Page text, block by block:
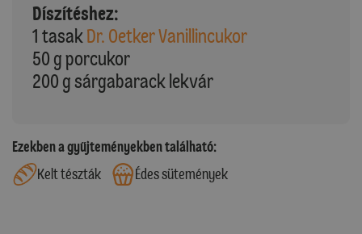
Díszítéshez:
1 tasak Dr. Oetker Vanillincukor
50 g porcukor
200 g sárgabarack lekvár
Ezekben a gyűjteményekben található:
Kelt tészták
Édes sütemények